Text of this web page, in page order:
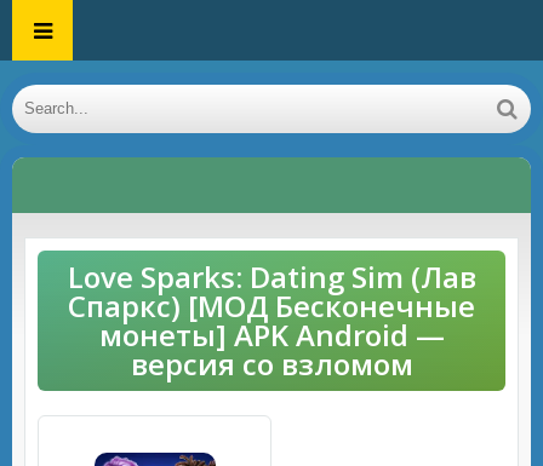
Love Sparks: Dating Sim (Лав
Спаркс) [МОД Бесконечные
монеты] APK Android —
версия со взломом